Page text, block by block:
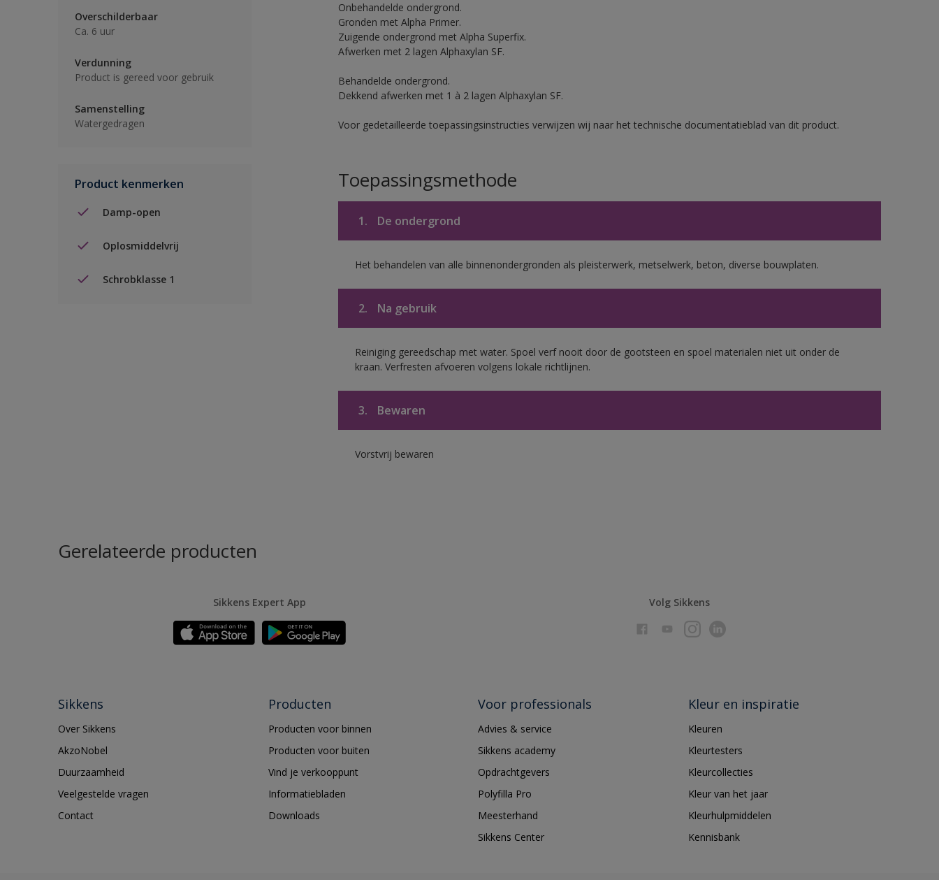
Overschilderbaar
Ca. 6 uur
Verdunning
Product is gereed voor gebruik
Samenstelling
Watergedragen
Product kenmerken
Damp-open
Oplosmiddelvrij
Schrobklasse 1
Onbehandelde ondergrond.
Gronden met Alpha Primer.
Zuigende ondergrond met Alpha Superfix.
Afwerken met 2 lagen Alphaxylan SF.
Behandelde ondergrond.
Dekkend afwerken met 1 à 2 lagen Alphaxylan SF.
Voor gedetailleerde toepassingsinstructies verwijzen wij naar het technische documentatieblad van dit product.
Toepassingsmethode
1. De ondergrond
Het behandelen van alle binnenondergronden als pleisterwerk, metselwerk, beton, diverse bouwplaten.
2. Na gebruik
Reiniging gereedschap met water. Spoel verf nooit door de gootsteen en spoel materialen niet uit onder de
kraan. Verfresten afvoeren volgens lokale richtlijnen.
3. Bewaren
Vorstvrij bewaren
Gerelateerde producten
Sikkens Expert App Volg Sikkens
Sikkens
Over Sikkens
AkzoNobel
Duurzaamheid
Veelgestelde vragen
Contact
Producten
Producten voor binnen
Producten voor buiten
Vind je verkooppunt
Informatiebladen
Downloads
Voor professionals
Advies & service
Sikkens academy
Opdrachtgevers
Polyfilla Pro
Meesterhand
Sikkens Center
Kleur en inspiratie
Kleuren
Kleurtesters
Kleurcollecties
Kleur van het jaar
Kleurhulpmiddelen
Kennisbank